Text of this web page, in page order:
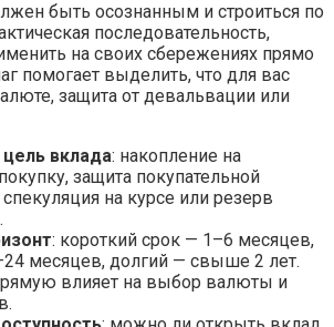
быть осознанным и строиться по
последовательность,
на своих сбережениях прямо
помогает выделить, что для вас
защита от девальвации или
вклада: накопление на
защита покупательной
на курсе или резерв
: короткий срок — 1–6 месяцев,
месяцев, долгий — свыше 2 лет.
влияет на выбор валюты и